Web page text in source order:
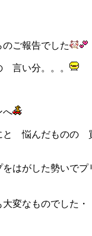
のご報告でした
言い分。。。
へ
と 悩んだものの
はがした勢いで
変なものでした・